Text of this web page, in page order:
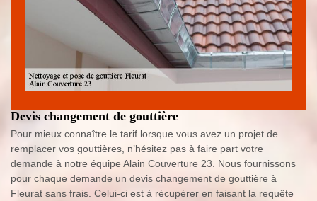
Devis changement de gouttière
Pour mieux connaître le tarif lorsque vous avez un projet de
remplacer vos gouttières, n’hésitez pas à faire part votre
demande à notre équipe Alain Couverture 23. Nous fournissons
pour chaque demande un devis changement de gouttière à
Fleurat sans frais. Celui-ci est à récupérer en faisant la requête